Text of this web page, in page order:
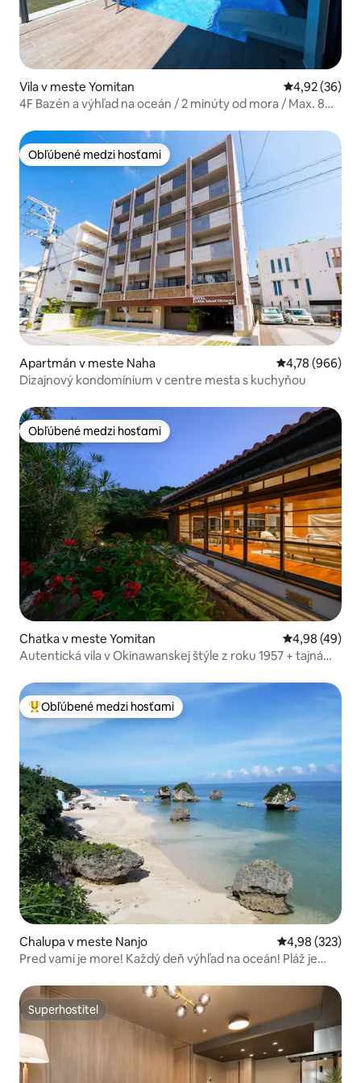
Vila v meste Yomitan Priemerné
4,92 (36)
4F Bazén a výhľad na oceán / 2 minúty od mora / Max. 8
Obľúbené medzi hosťami
Obľúbené medzi hosťami
Apartmán v meste Naha Priemerné
4,78 (966)
Dizajnový kondomínium v centre mesta s kuchyňou
Obľúbené medzi hosťami
Obľúbené medzi hosťami
Chatka v meste Yomitan Priemerné
4,98 (49)
Autentická vila v Okinawanskej štýle z roku 1957 + tajná
Najobľúbenejšie medzi hosťami
Obľúbené medzi hosťami
Chalupa v meste Nanjo Priemerné
4,98 (323)
Pred vami je more! Každý deň výhľad na oceán! Pláž je
Superhostiteľ
Superhostiteľ